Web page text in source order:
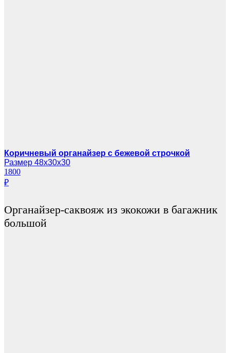
Коричневый органайзер с бежевой строчкой
Размер 48х30х30
1800
₽
Органайзер-саквояж из экокожи в багажник
большой